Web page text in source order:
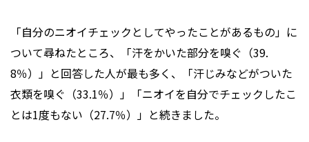
「自分のニオイチェックとしてやったことがあるもの」に
ついて尋ねたところ、「汗をかいた部分を嗅ぐ（39.
8％）」と回答した人が最も多く、「汗じみなどがついた
衣類を嗅ぐ（33.1％）」「ニオイを自分でチェックしたこ
とは1度もない（27.7％）」と続きました。